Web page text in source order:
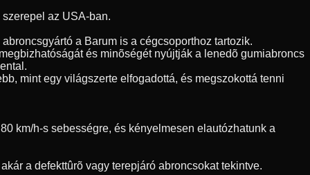
az USA-ban.
a Barum is a cégcsoporthoz tartozik.
és minõségét nyújtják a lenedõ gumiabroncs
mint egy világszerte elfogadottá, és megszokottá tenni
km/h-s sebességre, és kényelmesen elautózhatunk a
a defekttûrõ vagy terepjáró abroncsokat tekintve.